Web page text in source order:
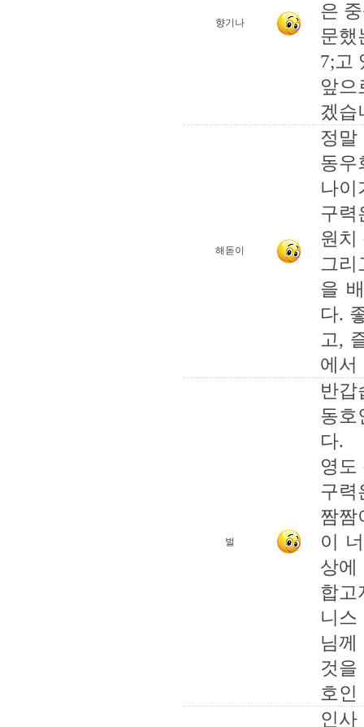
향기나
은
문했
7;고
앞으
겠습
해돋이
정말
동우
나이
구력
원치
그리
을
다.
고,
에서
벌
반갑
동호
다.
영도
구력
짬짬
이
상에
합고
니스
님
것을
호인
인사